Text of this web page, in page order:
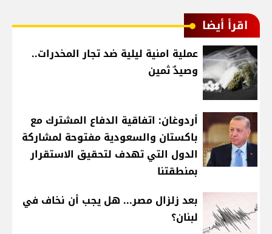
اقرأ أيضا
عملية امنية ليلية ضد تجار المخدرات..
وصيدٌ ثمين
أردوغان: اتفاقية الدفاع المشترك مع
باكستان والسعودية مفتوحة لمشاركة
الدول التي تهدف لتحقيق الاستقرار
بمنطقتنا
بعد زلزال مصر... هل يجب أن نخاف في
لبنان؟